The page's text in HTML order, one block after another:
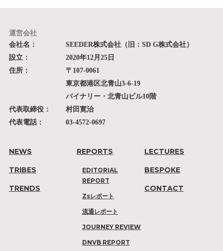
運営会社
会社名：
SEEDER株式会社（旧：SD G株式会社）
設立：
2020年12月25日
住所：
〒107-0061
東京都港区北青山3-6-19
バイナリー・北青山ビル10階
代表取締役：
村田寛治
代表電話：
03-4572-0697
NEWS
TRIBES
TRENDS
REPORTS
EDITORIAL
REPORT
Zsレポート
流通レポート
JOURNEY REVIEW
DNVB REPORT
LECTURES
BESPOKE
CONTACT